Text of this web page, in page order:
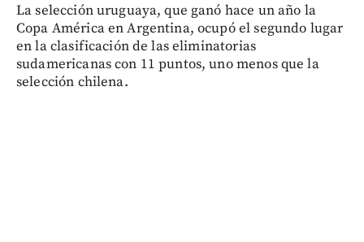
La selección uruguaya, que ganó hace un año la
Copa América en Argentina, ocupó el segundo lugar
en la clasificación de las eliminatorias
sudamericanas con 11 puntos, uno menos que la
selección chilena.